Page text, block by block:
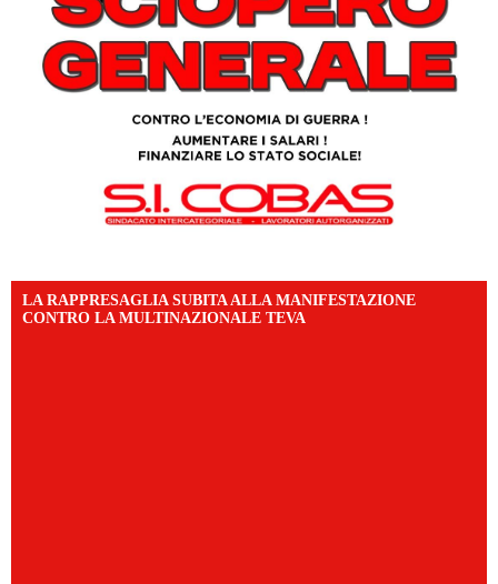
LA RAPPRESAGLIA SUBITA ALLA MANIFESTAZIONE
CONTRO LA MULTINAZIONALE TEVA